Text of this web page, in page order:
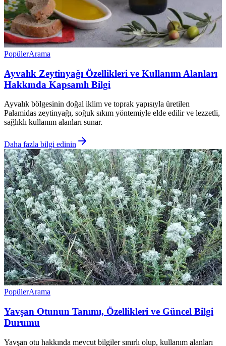
PopülerArama
Ayvalık Zeytinyağı Özellikleri ve Kullanım Alanları
Hakkında Kapsamlı Bilgi
Ayvalık bölgesinin doğal iklim ve toprak yapısıyla üretilen
Palamidas zeytinyağı, soğuk sıkım yöntemiyle elde edilir ve lezzetli,
sağlıklı kullanım alanları sunar.
Daha fazla bilgi edinin
PopülerArama
Yavşan Otunun Tanımı, Özellikleri ve Güncel Bilgi
Durumu
Yavşan otu hakkında mevcut bilgiler sınırlı olup, kullanım alanları